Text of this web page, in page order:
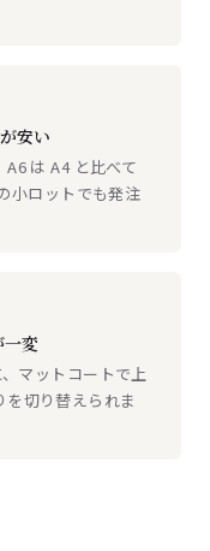
安い
は A4 と比べて
小ロットでも発注
変
マットコートで上
切り替えられま